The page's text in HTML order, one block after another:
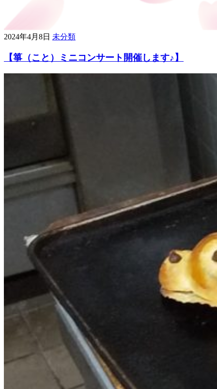
2024年4月8日 未分類
【箏（こと）ミニコンサート開催します♪】